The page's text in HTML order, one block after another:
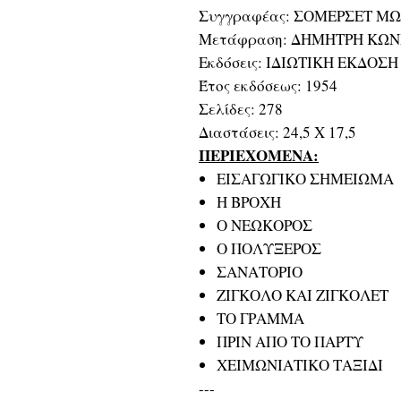
Συγγραφέας: ΣΟΜΕΡΣΕΤ
Μετάφραση: ΔΗΜΗΤΡΗ
Εκδόσεις: ΙΔΙΩΤΙΚΗ ΕΚΔΟΣΗ
Έτος εκδόσεως: 1954
Σελίδες: 278
Διαστάσεις: 24,5 Χ 17,5
ΠΕΡΙΕΧΟΜΕΝΑ:
ΕΙΣΑΓΩΓΙΚΟ ΣΗΜΕΙΩΜΑ
Η ΒΡΟΧΗ
Ο ΝΕΩΚΟΡΟΣ
Ο ΠΟΛΥΞΕΡΟΣ
ΣΑΝΑΤΟΡΙΟ
ΖΙΓΚΟΛΟ ΚΑΙ ΖΙΓΚΟΛΕΤ
ΤΟ ΓΡΑΜΜΑ
ΠΡΙΝ ΑΠΟ ΤΟ ΠΑΡΤΥ
ΧΕΙΜΩΝΙΑΤΙΚΟ ΤΑΞΙΔΙ
---